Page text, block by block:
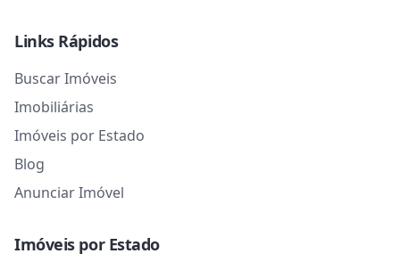
Links Rápidos
Buscar Imóveis
Imobiliárias
Imóveis por Estado
Blog
Anunciar Imóvel
Imóveis por Estado